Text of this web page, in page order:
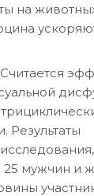
на
Результаты
25 мужчин и